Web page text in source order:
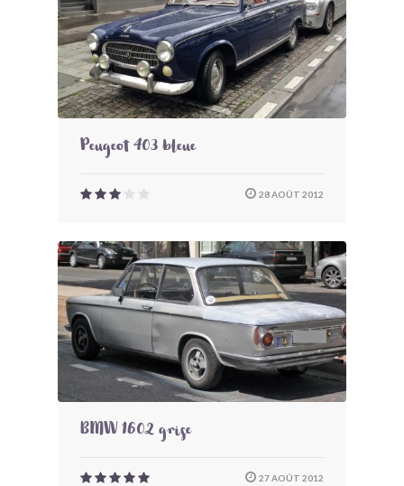
Peugeot 403 bleue
28 AOÛT 2012
BMW 1602 grise
27 AOÛT 2012